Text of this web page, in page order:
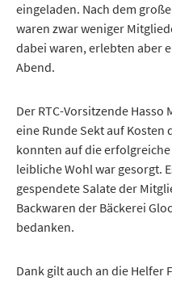
eingeladen. Nach dem
waren zwar weniger
dabei waren, erlebten aber
Abend.
Der RTC-Vorsitzende
eine Runde Sekt auf Kosten
konnten auf die
leibliche Wohl war gesorgt.
gespendete Salate der
Backwaren der Bäckerei
bedanken.
Dank gilt auch an die Helfer